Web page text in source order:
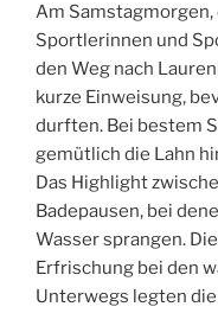
Am
Sportlerinnen und
den Weg nach
kurze Einweisung,
durften. Bei bestem
gemütlich die Lahn
Das Highlight
Badepausen, bei
Wasser sprangen.
Erfrischung bei den
Unterwegs legten